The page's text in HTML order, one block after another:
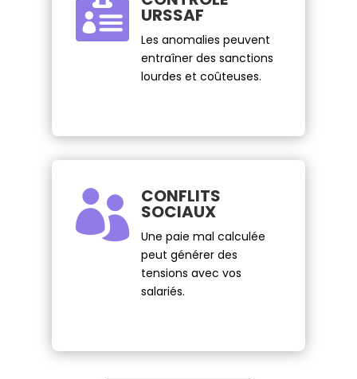
 URSSAF
Les anomalies peuvent
entraîner des sanctions
lourdes et coûteuses.
 CONFLITS
SOCIAUX
Une paie mal calculée
peut générer des
tensions avec vos
salariés.